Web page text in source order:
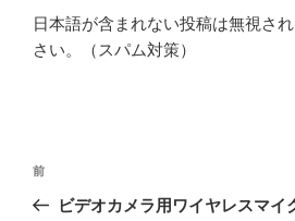
日本語が含まれない投稿は無視さ
さい。（スパム対策）
投
前
の
前
ビデオカメラ用ワイヤレスマイ